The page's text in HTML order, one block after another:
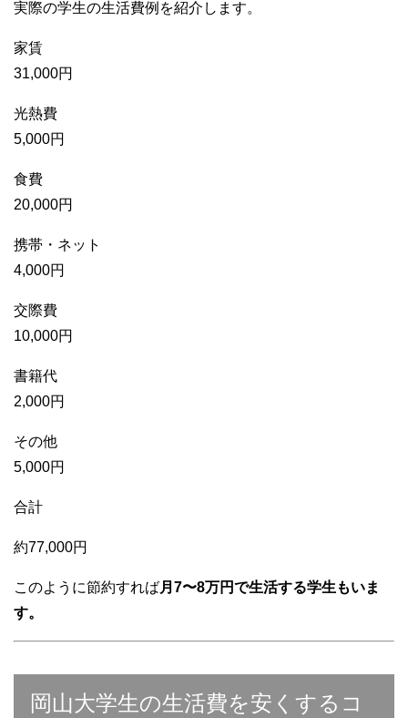
実際の学生の生活費例を紹介します。
家賃
31,000円
光熱費
5,000円
食費
20,000円
携帯・ネット
4,000円
交際費
10,000円
書籍代
2,000円
その他
5,000円
合計
約77,000円
このように節約すれば月7〜8万円で生活する学生もいま
す。
岡山大学生の生活費を安くするコ